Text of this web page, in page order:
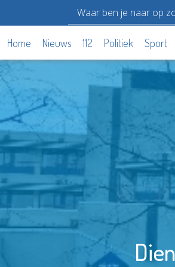
Home Nieuws 112 Politiek Sport